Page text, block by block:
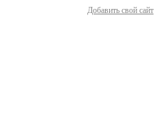
Добавить свой сайт